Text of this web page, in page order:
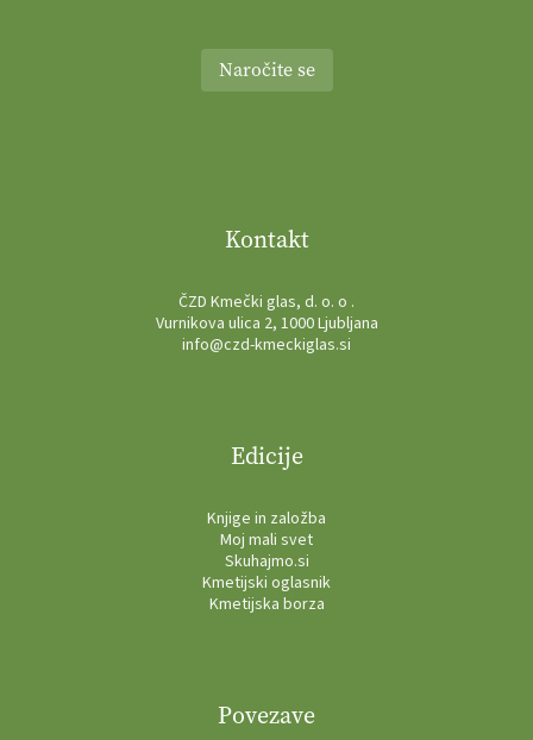
Naročite se
Kontakt
ČZD Kmečki glas, d. o. o .
Vurnikova ulica 2, 1000 Ljubljana
info@czd-kmeckiglas.si
Edicije
Knjige in založba
Moj mali svet
Skuhajmo.si
Kmetijski oglasnik
Kmetijska borza
Povezave